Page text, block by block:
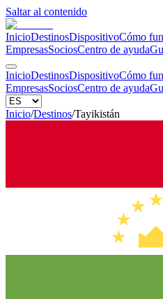
Saltar al contenido
InicioDestinosDispositivoCómo
EmpresasSociosCentro de ayuda
InicioDestinosDispositivoCómo
EmpresasSociosCentro de ayuda
Inicio/Destinos/Tayikistán